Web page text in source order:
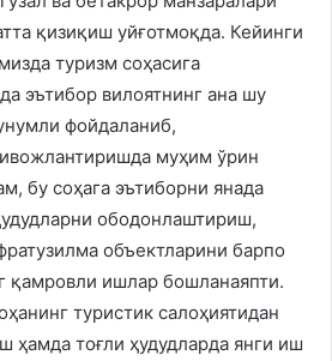
қизиқиш уйғотмоқда. Кейинги
туризм соҳасига
эътибор вилоятнинг ана шу
фойдаланиб,
муҳим ўрин
бу соҳага эътиборни янада
ободонлаштириш,
объектларини барпо
қамровли ишлар бошланаяпти.
туристик салоҳиятидан
ҳамда тоғли ҳудудларда янги иш